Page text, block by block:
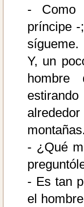
-
príncipe
sígueme.
Y, un
montañas.
- ¿Qué
- Es tan
el